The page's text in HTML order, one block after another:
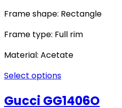
Frame shape: Rectangle
Frame type: Full rim
Material: Acetate
Select options
Gucci GG1406O